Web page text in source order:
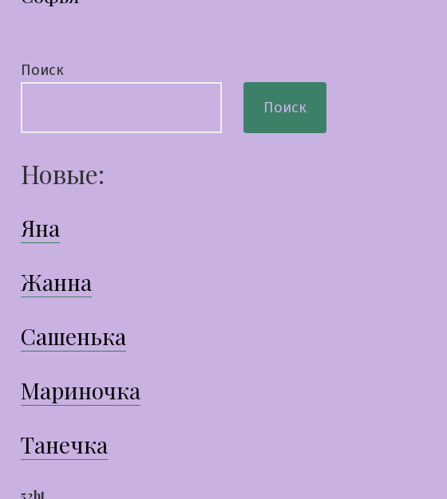
по
Поиск
Поиск
Новые:
Яна
Жанна
Сашенька
Мариночка
Танечка
52bt